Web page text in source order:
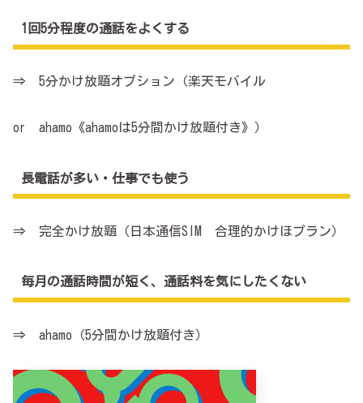
1回5分程度の通話をよくする
⇒ 5分かけ放題オプション（楽天モバイル
or ahamo《ahamoは5分間かけ放題付き》）
長電話が多い・仕事でも使う
⇒ 完全かけ放題（日本通信SIM 合理的かけほプラン）
毎月の通話時間が短く、通話料を気にしたくない
⇒ ahamo（5分間かけ放題付き）